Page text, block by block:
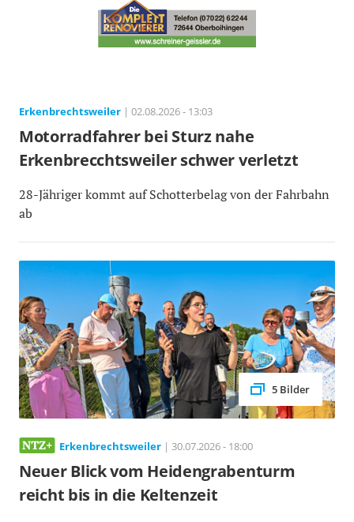
Erkenbrechtsweiler | 02.08.2026 - 13:03
Motorradfahrer bei Sturz nahe
Erkenbrecchtsweiler schwer verletzt
28-Jähriger kommt auf Schotterbelag von der Fahrbahn
ab
5 Bilder
Erkenbrechtsweiler | 30.07.2026 - 18:00
Neuer Blick vom Heidengrabenturm
reicht bis in die Keltenzeit